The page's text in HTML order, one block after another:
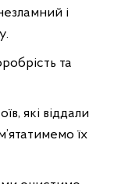
і
та
які віддали
їх